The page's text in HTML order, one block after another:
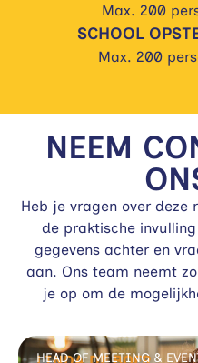
Max. 200
SCHOOL
Max. 200
NEEM
Heb je vragen over deze
de praktische
gegevens achter en
aan. Ons team neemt
je op om de
HEAD OF MEETING &